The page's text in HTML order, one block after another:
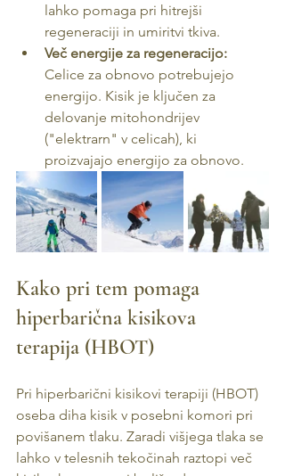
lahko pomaga pri hitrejši
regeneraciji in umiritvi tkiva.
Več energije za regeneracijo:
Celice za obnovo potrebujejo
energijo. Kisik je ključen za
delovanje mitohondrijev
("elektrarn" v celicah), ki
proizvajajo energijo za obnovo.
Kako pri tem pomaga
hiperbarična kisikova
terapija (HBOT)
Pri hiperbarični kisikovi terapiji (HBOT)
oseba diha kisik v posebni komori pri
povišanem tlaku. Zaradi višjega tlaka se
lahko v telesnih tekočinah raztopi več